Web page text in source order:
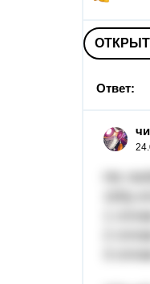
Ответ:
Не
100y
1